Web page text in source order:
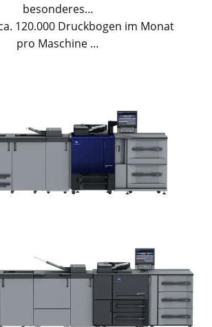
besonderes…
120.000 Druckbogen im Monat
pro Maschine …